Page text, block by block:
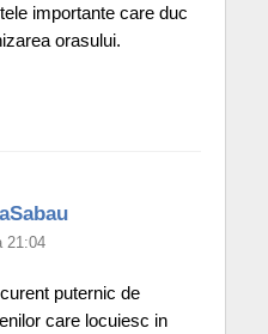
importante care duc
orasului.
21:04
puternic de
care locuiesc in